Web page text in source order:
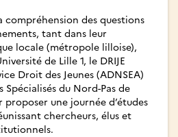
des questions
tant dans leur
locale (métropole lilloise),
de Lille 1, le DRIJE
Droit des Jeunes (ADNSEA)
Spécialisés du Nord-Pas de
proposer une journée d’études
chercheurs, élus et